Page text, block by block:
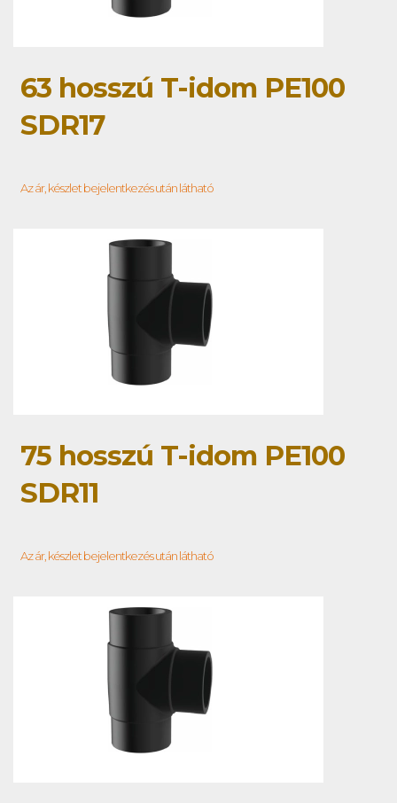
63 hosszú T-idom PE100
SDR17
Az ár, készlet bejelentkezés után látható
75 hosszú T-idom PE100
SDR11
Az ár, készlet bejelentkezés után látható